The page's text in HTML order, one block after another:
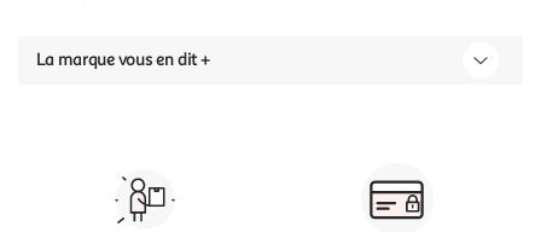
La marque vous en dit +